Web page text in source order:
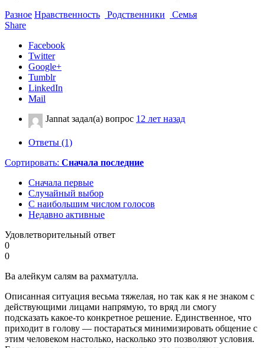
Разное Нравственность Родственники
Семья
Share
Facebook
Twitter
Google+
Tumblr
LinkedIn
Mail
Jannat задал(а) вопрос 12 лет назад
Ответы (1)
Сортировать: Сначала последние
Сначала первые
Случайный выбор
С наибольшим числом голосов
Недавно активные
Удовлетворительный ответ
0
0
Ва алейкум салям ва рахматулла.
Описанная ситуация весьма тяжелая, но так как я не знаком с
действующими лицами напрямую, то вряд ли смогу
подсказать какое-то конкретное решение. Единственное, что
приходит в голову — постараться минимизировать общение с
этим человеком настолько, насколько это позволяют условия.